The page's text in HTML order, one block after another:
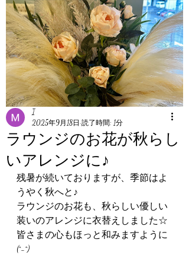
ラウンジのお花が秋らし
いアレンジに♪
I
2025年9月18日 読了時間: 1分
残暑が続いておりますが、季節はよ
うやく秋へと♪
ラウンジのお花も、秋らしい優しい
装いのアレンジに衣替えしました☆
皆さまの心もほっと和みますように
(^-^)